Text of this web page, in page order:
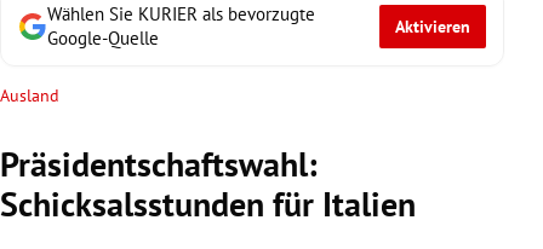
Untermenü
Untermenü
Untermenü
Untermenü
Wählen Sie KURIER als bevorzugte
Google-Quelle
Aktivieren
Ausland
Präsidentschaftswahl:
Schicksalsstunden für Italien